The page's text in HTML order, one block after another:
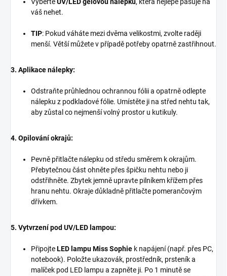
VyberteUV/LED gelovou nálepku, která nejlépe pasuje na
váš nehet.
TIP: Pokud váháte mezi dvěma velikostmi, zvolte raději
menší. Větší můžete v případě potřeby opatrně zastřihnout.
3. Aplikace nálepky:
Odstraňte průhlednou ochrannou fólii a opatrně odlepte
nálepku z podkladové fólie. Umístěte ji na střed nehtu tak,
aby zůstal co nejmenší volný prostor u kutikuly.
4. Opilování okrajů:
Pevně přitlačte nálepku od středu směrem k okrajům.
Přebytečnou část ohněte přes špičku nehtu nebo ji
odstřihněte. Zbytek jemně upravte pilníkem křížem přes
hranu nehtu. Okraje důkladně přitlačte pomerančovým
dřívkem.
5. Vytvrzení pod UV/LED lampou:
PřipojteLED lampu Miss Sophie k napájení (např. přes PC,
notebook). Položte ukazovák, prostředník, prsteník a
malíček pod LED lampu a zapněte ji. Po 1 minutě se